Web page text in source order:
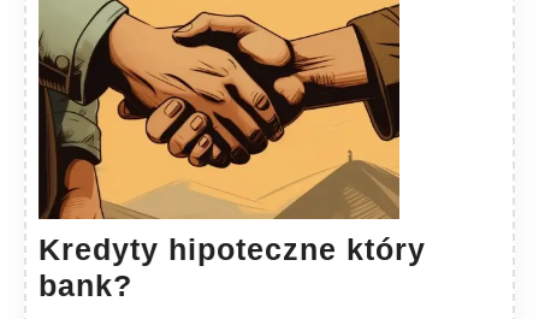
Kredyty hipoteczne który
bank?